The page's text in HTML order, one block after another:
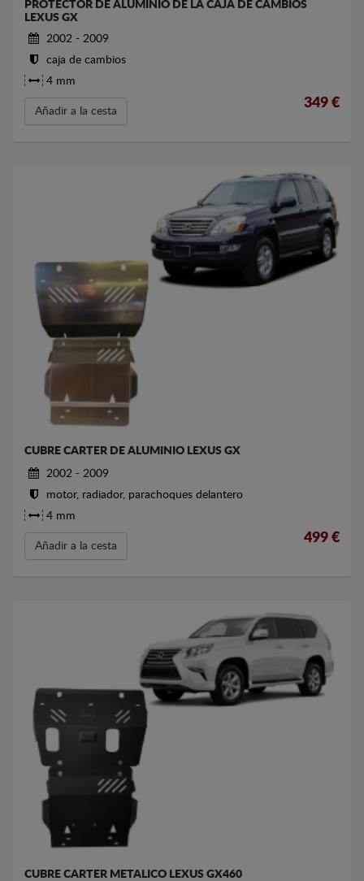
PROTECTOR DE ALUMINIO DE LA CAJA DE CAMBIOS
LEXUS GX
2002 - 2009
caja de cambios
4 mm
Añadir a la cesta
349 €
CUBRE CARTER DE ALUMINIO LEXUS GX
2002 - 2009
motor, radiador, parachoques delantero
4 mm
Añadir a la cesta
499 €
CUBRE CARTER METALICO LEXUS GX460